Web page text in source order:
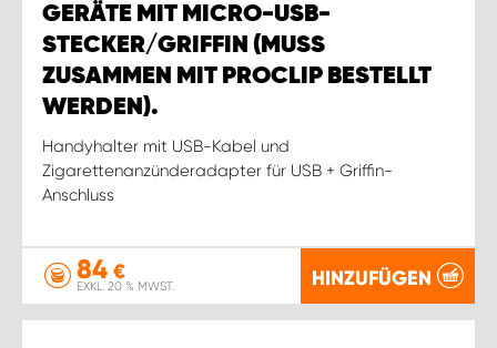
GERÄTE MIT MICRO-USB-
STECKER/GRIFFIN (MUSS
ZUSAMMEN MIT PROCLIP BESTELLT
WERDEN).
Handyhalter mit USB-Kabel und
Zigarettenanzünderadapter für USB + Griffin-
Anschluss
84 €
EXKL. 20 % MWST. HINZUFÜGEN